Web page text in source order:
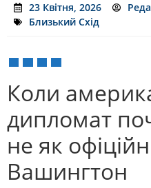
23 Квітня, 2026
Близький Схід
Коли
дипломат
не як
Вашингтон